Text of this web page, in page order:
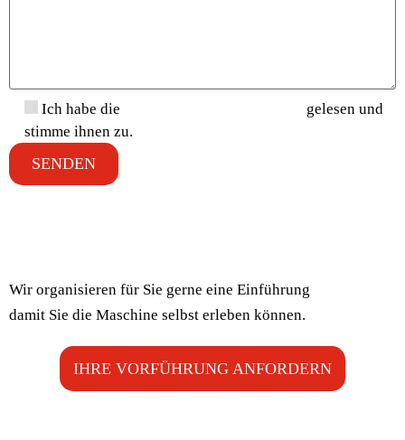
Ich habe die
gelesen und
stimme ihnen zu.
Wir organisieren für Sie gerne eine Einführung
damit Sie die Maschine selbst erleben können.
IHRE VORFÜHRUNG ANFORDERN